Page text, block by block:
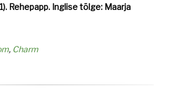
Rehepapp. Inglise tõlge: Maarja
Charm